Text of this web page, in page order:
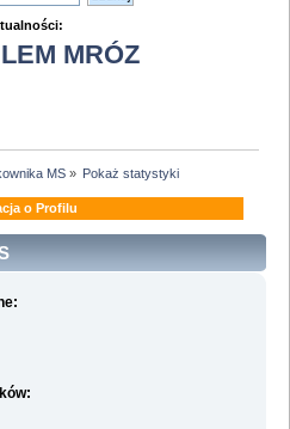
MRÓZ
MS» Pokaż statystyki
o Profilu